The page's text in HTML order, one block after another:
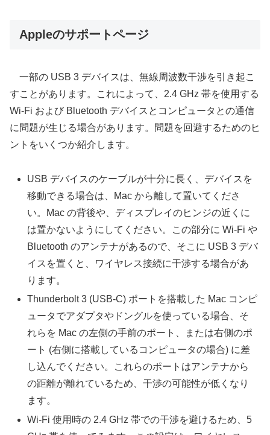
Appleのサポートページ
一部の USB 3 デバイスは、無線周波数干渉を引き起こ
すことがあります。これによって、2.4 GHz 帯を使用する
Wi-Fi および Bluetooth デバイスとコンピュータとの通信
に問題が生じる場合があります。問題を回避するためのヒ
ントをいくつか紹介します。
USB デバイスのケーブルが十分に長く、デバイスを
移動できる場合は、Mac から離して置いてくださ
い。Mac の背後や、ディスプレイのヒンジの近くに
は置かないようにしてください。この部分に Wi-Fi や
Bluetooth のアンテナがあるので、そこに USB 3 デバ
イスを置くと、ワイヤレス接続に干渉する場合があ
ります。
Thunderbolt 3 (USB-C) ポートを搭載した Mac コンピ
ュータでアダプタやドングルを使っている場合、そ
れらを Mac の左側の手前のポート、または右側のポ
ート (右側に搭載しているコンピュータの場合) に差
し込んでください。これらのポートはアンテナから
の距離が離れているため、干渉の可能性が低くなり
ます。
Wi-Fi 使用時の 2.4 GHz 帯での干渉を避けるため、5